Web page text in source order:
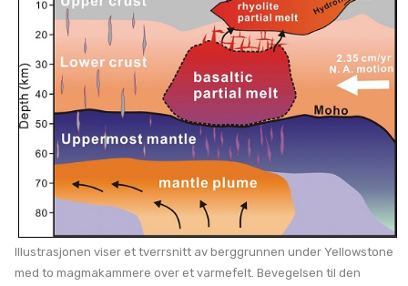
Illustrasjonen viser et tverrsnitt av berggrunnen under Yellowstone
med to magmakammere over et varmefelt. Bevegelsen til den